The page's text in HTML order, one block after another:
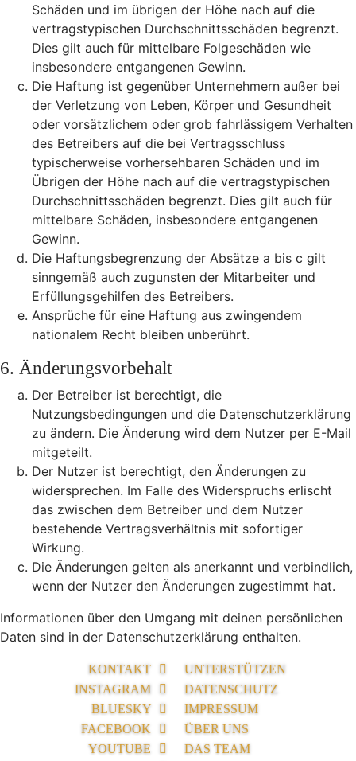
Schäden und im übrigen der Höhe nach auf die
vertragstypischen Durchschnittsschäden begrenzt.
Dies gilt auch für mittelbare Folgeschäden wie
insbesondere entgangenen Gewinn.
Die Haftung ist gegenüber Unternehmern außer bei
der Verletzung von Leben, Körper und Gesundheit
oder vorsätzlichem oder grob fahrlässigem Verhalten
des Betreibers auf die bei Vertragsschluss
typischerweise vorhersehbaren Schäden und im
Übrigen der Höhe nach auf die vertragstypischen
Durchschnittsschäden begrenzt. Dies gilt auch für
mittelbare Schäden, insbesondere entgangenen
Gewinn.
Die Haftungsbegrenzung der Absätze a bis c gilt
sinngemäß auch zugunsten der Mitarbeiter und
Erfüllungsgehilfen des Betreibers.
Ansprüche für eine Haftung aus zwingendem
nationalem Recht bleiben unberührt.
6. Änderungsvorbehalt
Der Betreiber ist berechtigt, die
Nutzungsbedingungen und die Datenschutzerklärung
zu ändern. Die Änderung wird dem Nutzer per E-Mail
mitgeteilt.
Der Nutzer ist berechtigt, den Änderungen zu
widersprechen. Im Falle des Widerspruchs erlischt
das zwischen dem Betreiber und dem Nutzer
bestehende Vertragsverhältnis mit sofortiger
Wirkung.
Die Änderungen gelten als anerkannt und verbindlich,
wenn der Nutzer den Änderungen zugestimmt hat.
Informationen über den Umgang mit deinen persönlichen
Daten sind in der Datenschutzerklärung enthalten.
KONTAKT
INSTAGRAM
BLUESKY
FACEBOOK
YOUTUBE
UNTERSTÜTZEN
DATENSCHUTZ
IMPRESSUM
ÜBER UNS
DAS TEAM